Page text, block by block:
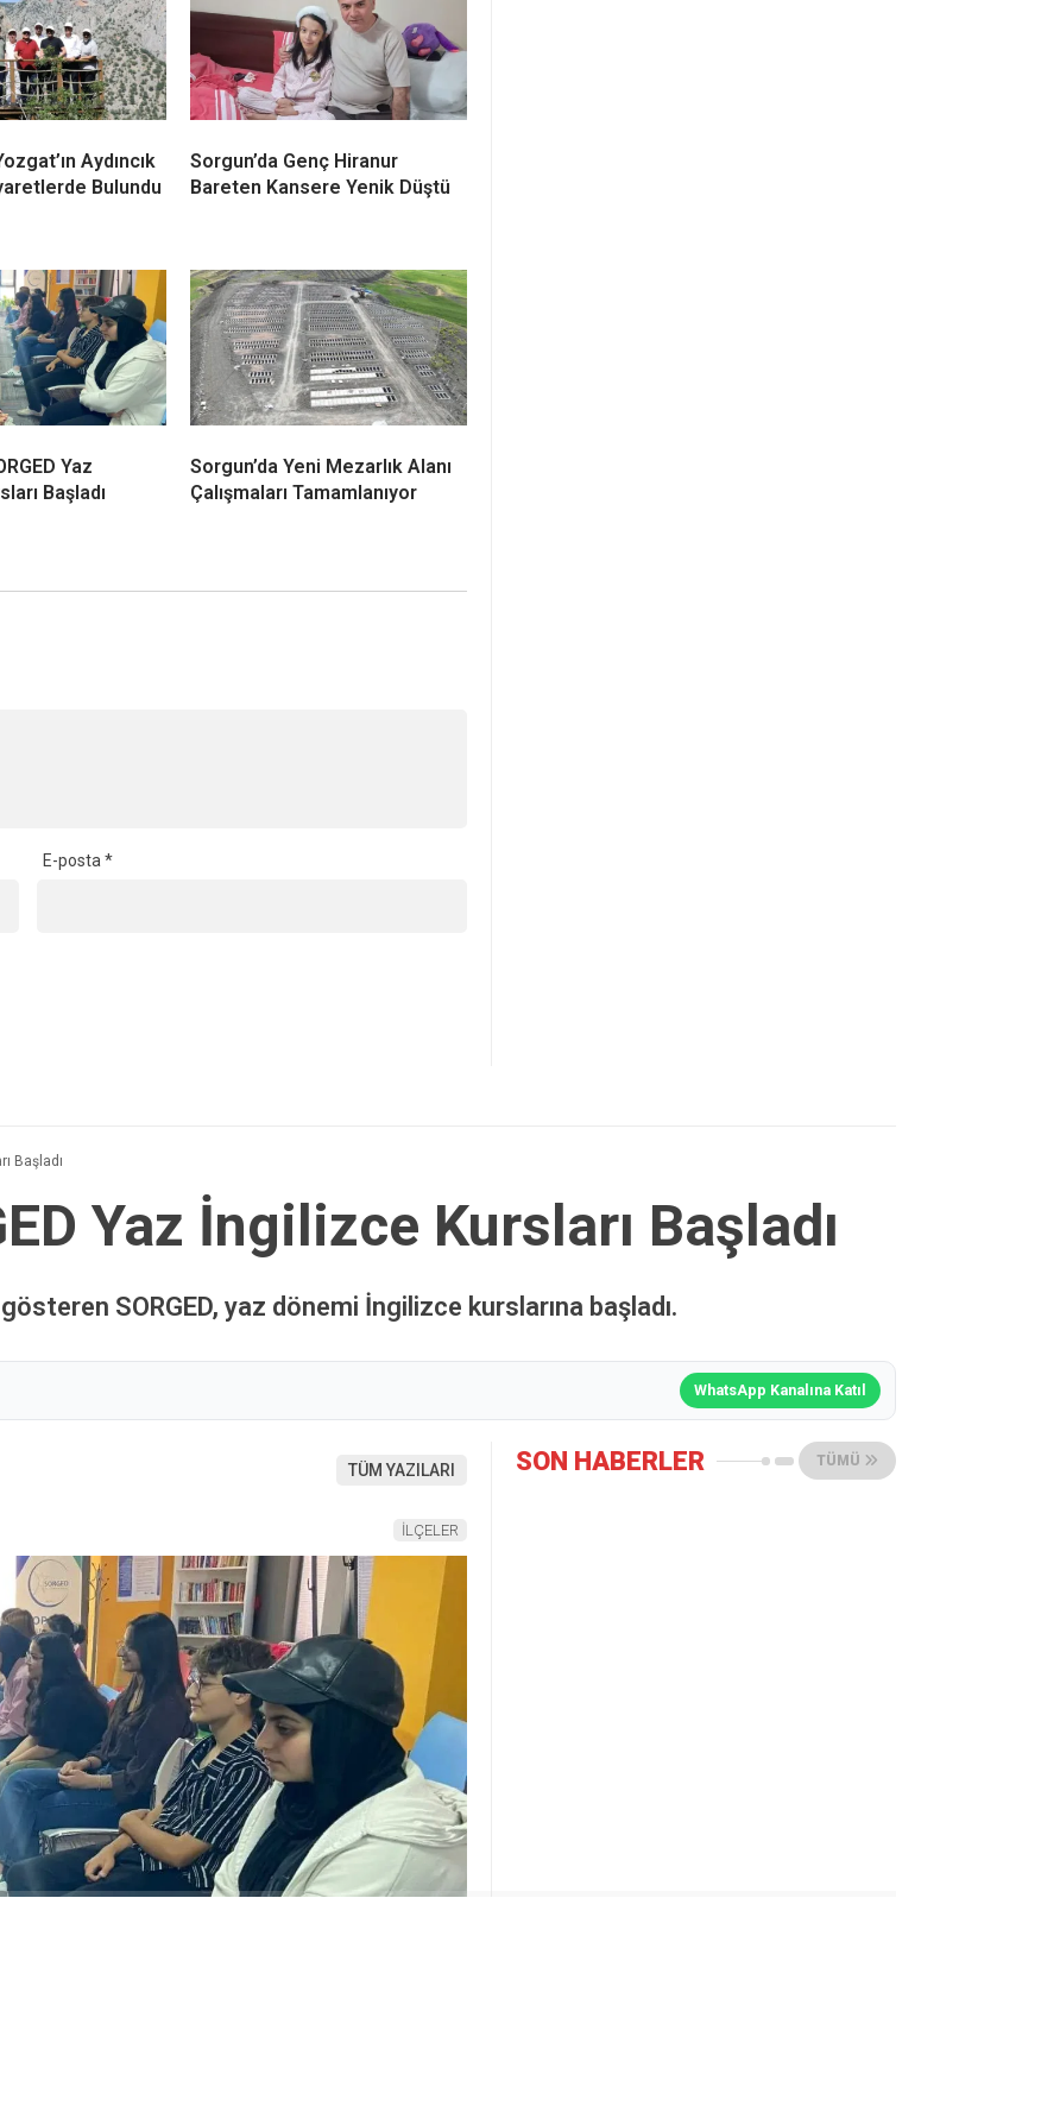
Aydıncık
Bulundu
Sorgun’da Genç Hiranur
Bareten Kansere Yenik Düştü
Yaz
Başladı
Sorgun’da Yeni Mezarlık Alanı
Çalışmaları Tamamlanıyor
E-posta *
Başladı
Yaz İngilizce Kursları Başladı
SORGED, yaz dönemi İngilizce kurslarına başladı.
WhatsApp Kanalına Katıl
TÜM YAZILARI
İLÇELER
SON HABERLER TÜMÜ